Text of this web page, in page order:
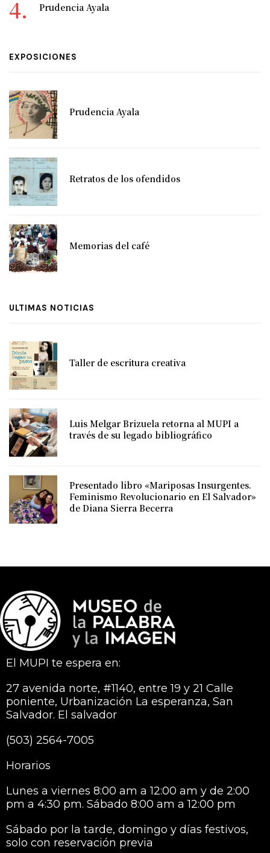
Prudencia Ayala
EXPOSICIONES
Prudencia Ayala
Retratos de los ofendidos
Memorias del café
ULTIMAS NOTICIAS
Taller de escritura creativa
Luis Melgar Brizuela retorna al MUPI a
través de su legado bibliográfico
Presentado libro «Mariposas Insurgentes.
Feminismo Revolucionario en El Salvador»
de Diana Sierra Becerra
El MUPI te espera en:
27 avenida norte, #1140, entre 19 y 21 Calle
poniente, Urbanización La esperanza, San
Salvador. El salvador
(503) 2564-7005
Horarios
Lunes a viernes 8:00 am a 12:00 am y de 2:00
pm a 4:30 pm. Sábado 8:00 am a 12:00 pm
Sábado por la tarde, domingo y días festivos,
solo con reservación previa